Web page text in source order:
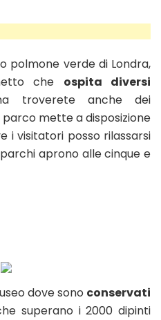
polmone verde di Londra,
che ospita diversi
troverete anche dei
parco mette a disposizione
i visitatori posso rilassarsi
aprono alle cinque e
dove sono conservati
superano i 2000 dipinti